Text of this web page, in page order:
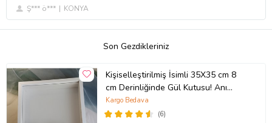
Ş*** ö*** KONYA
Son Gezdikleriniz
Kişiselleştirilmiş İsimli 35X35 cm 8
cm Derinliğinde Gül Kutusu! Anı
Çerçevesi! Beyaz Zemin! Üstten
Açılır Pleksi Camlı!
(6)
Kargo Bedava